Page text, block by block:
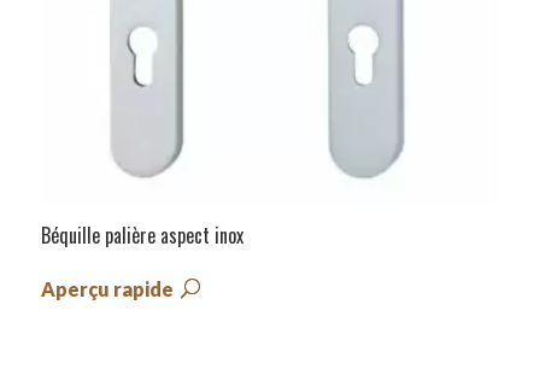
Béquille palière aspect inox
Aperçu rapide